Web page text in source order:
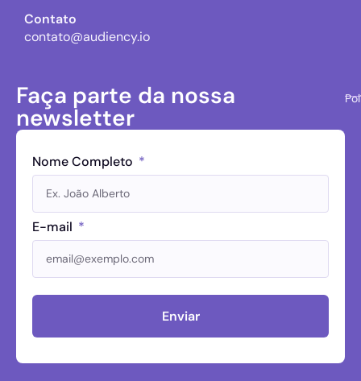
Contato
contato@audiency.io
Faça parte da nossa
newsletter
Nome Completo
E-mail
Enviar